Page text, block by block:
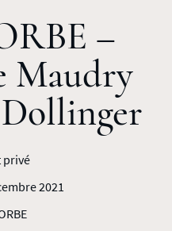
–
Maudry
privé
2021